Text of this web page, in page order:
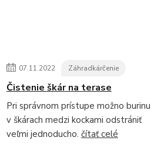
07.11.2022 Záhradkárčenie
Čistenie škár na terase
Pri správnom prístupe možno burinu
v škárach medzi kockami odstrániť
veľmi jednoducho. čítať celé